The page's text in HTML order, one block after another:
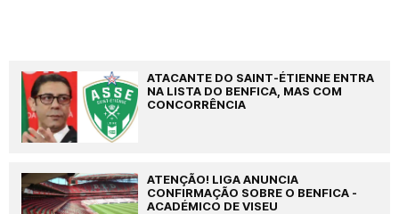
ATACANTE DO SAINT-ÉTIENNE ENTRA
NA LISTA DO BENFICA, MAS COM
CONCORRÊNCIA
ATENÇÃO! LIGA ANUNCIA
CONFIRMAÇÃO SOBRE O BENFICA -
ACADÉMICO DE VISEU